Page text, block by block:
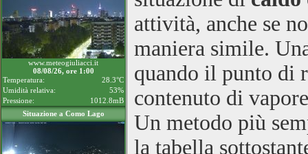
www.meteogiuliacci.it
08/08/26, ore 1:00
Temperatura:
28.3°C
Umidità relativa:
53%
Pressione:
1012.8mB
Situazione a Como Lago
attività, anche se
maniera simile.
quando il punto di
contenuto di
Un metodo più
la tabella